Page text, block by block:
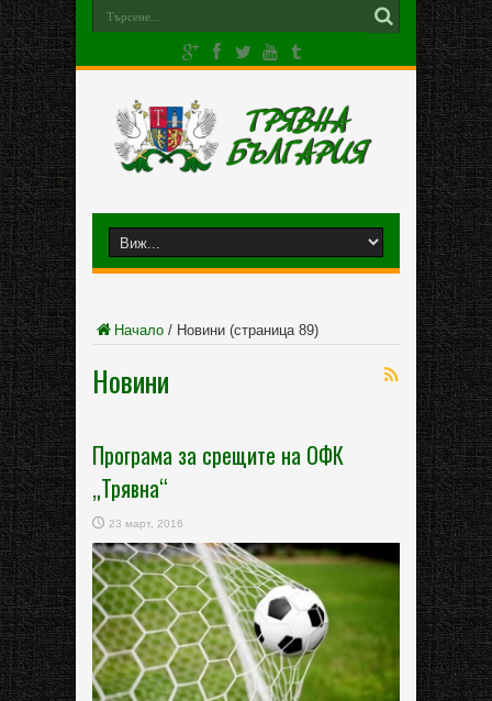
Начало / Новини (страница 89)
Новини
Програма за срещите на ОФК
„Трявна“
23 март, 2016